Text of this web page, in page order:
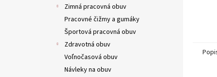
Zimná pracovná obuv
Pracovné čižmy a gumáky
Športová pracovná obuv
Zdravotná obuv
Voľnočasová obuv
Návleky na obuv